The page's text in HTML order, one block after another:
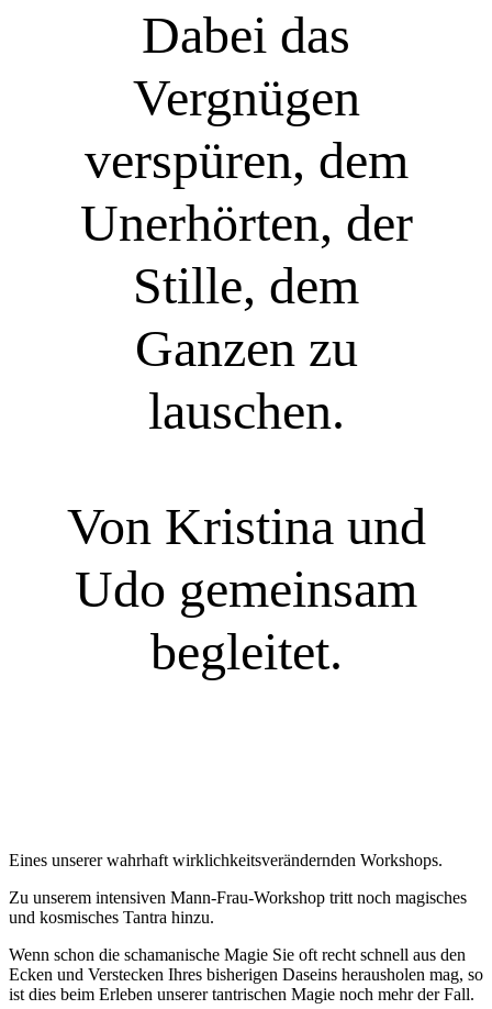
Dabei das
Vergnügen
verspüren, dem
Unerhörten, der
Stille, dem
Ganzen zu
lauschen.
Von Kristina und
Udo gemeinsam
begleitet.
Eines unserer wahrhaft wirklichkeitsverändernden Workshops.
Zu unserem intensiven Mann-Frau-Workshop tritt noch magisches
und kosmisches Tantra hinzu.
Wenn schon die schamanische Magie Sie oft recht schnell aus den
Ecken und Verstecken Ihres bisherigen Daseins herausholen mag, so
ist dies beim Erleben unserer tantrischen Magie noch mehr der Fall.